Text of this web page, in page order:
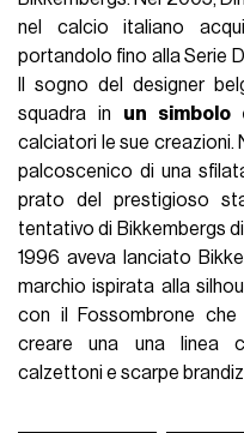
nel calcio italiano
portandolo fino alla Serie
Il sogno del designer
squadra in un simbolo
calciatori le sue creazioni.
palcoscenico di una
prato del prestigioso
tentativo di Bikkembergs
1996 aveva lanciato
marchio ispirata alla
con il Fossombrone
creare una una linea
calzettoni e scarpe